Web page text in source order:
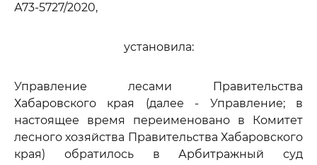
А73-5727/2020,
установила:
Управление лесами Правительства
Хабаровского края (далее - Управление; в
настоящее время переименовано в Комитет
лесного хозяйства Правительства Хабаровского
края) обратилось в Арбитражный суд